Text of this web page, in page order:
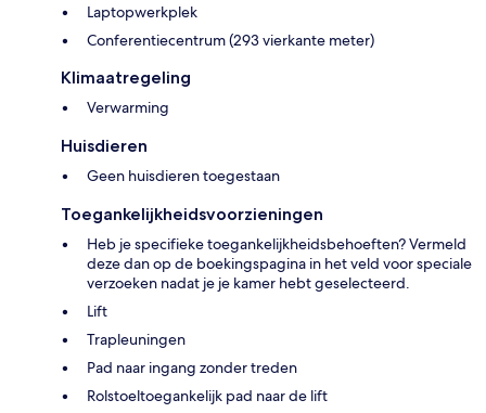
Laptopwerkplek
Conferentiecentrum (293 vierkante meter)
Klimaatregeling
Verwarming
Huisdieren
Geen huisdieren toegestaan
Toegankelijkheidsvoorzieningen
Heb je specifieke toegankelijkheidsbehoeften? Vermeld
deze dan op de boekingspagina in het veld voor speciale
verzoeken nadat je je kamer hebt geselecteerd.
Lift
Trapleuningen
Pad naar ingang zonder treden
Rolstoeltoegankelijk pad naar de lift